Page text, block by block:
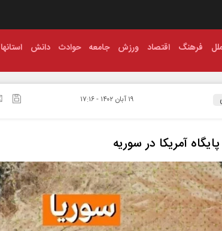
فرهنگ اقتصاد ورزش جامعه حوادث دانش استانها
۱۹ آبان ۱۴۰۲ - ۱۷:۱۶
آمریکا در سوریه